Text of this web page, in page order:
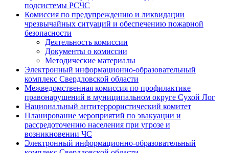
подсистемы РСЧС
Комиссия по предупреждению и ликвидации
чрезвычайных ситуаций и обеспечению пожарной
безопасности
Деятельность комиссии
Документы о комиссии
Методические материалы
Электронный информационно-образовательный
комплекс Cвердловской области
Межведомственная комиссия по профилактике
правонарушений в муниципальном округе Сухой Лог
Национальный антитеррористический комитет
Планирование мероприятий по эвакуации и
рассредоточению населения при угрозе и
возникновении ЧС
Электронный информационно-образовательный